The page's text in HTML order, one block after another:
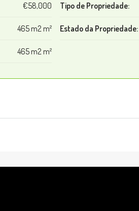
€58,000
465 m2 m²
465 m2 m²
Tipo de Propriedade:
Estado da Propriedade: